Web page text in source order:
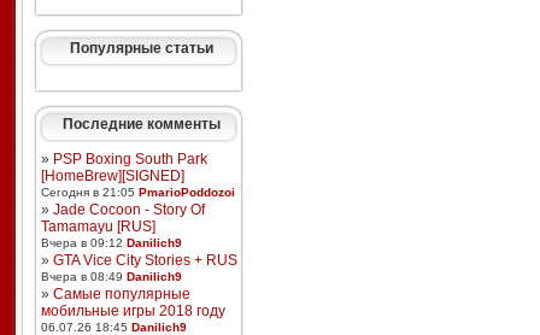
Популярные статьи
Последние комменты
» PSP Boxing South Park
[HomeBrew][SIGNED]
Сегодня в 21:05 PmarioPoddozoi
» Jade Cocoon - Story Of
Tamamayu [RUS]
Вчера в 09:12 Danilich9
» GTA Vice City Stories + RUS
Вчера в 08:49 Danilich9
» Самые популярные
мобильные игры 2018 году
06.07.26 18:45 Danilich9